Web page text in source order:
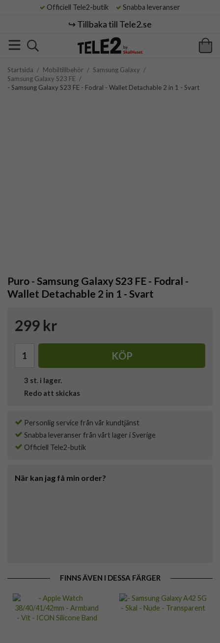
Officiell Tele2-butik Snabba leveranser
↪️ Tillbaka till Tele2.se
Startsida / Mobiltillbehör / Samsung Galaxy /
Samsung Galaxy S23 FE /
- Samsung Galaxy S23 FE - Fodral - Wallet Detachable 2 in 1 - Svart
Puro - Samsung Galaxy S23 FE - Fodral -
Wallet Detachable 2 in 1 - Svart
299 kr
KÖP
3 st. i lager.
Redo att skickas
Personlig service från vår kundtjänst
Snabba leveranser från vårt lager i Sverige
Officiell Tele2-butik
När kan jag få min order?
FINNS ÄVEN I DESSA FÄRGER